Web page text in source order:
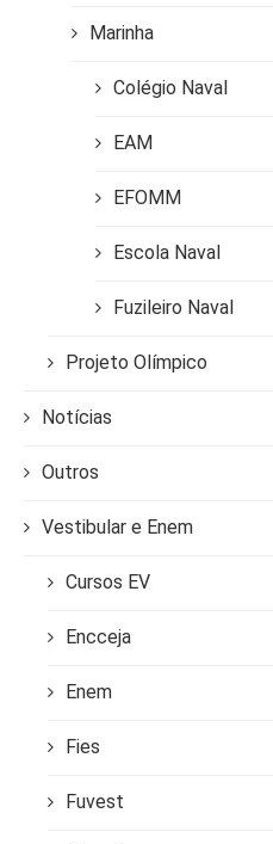
Marinha
Colégio Naval
EAM
EFOMM
Escola Naval
Fuzileiro Naval
Projeto Olímpico
Notícias
Outros
Vestibular e Enem
Cursos EV
Encceja
Enem
Fies
Fuvest